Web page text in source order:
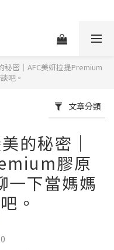
秘密｜AFC美妍拉提Premium
吧。
文章分類
的秘密｜
膠原
一下當媽媽
。